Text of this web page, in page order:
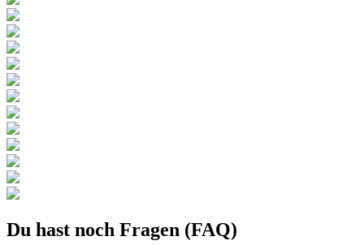
Du hast noch Fragen (FAQ)